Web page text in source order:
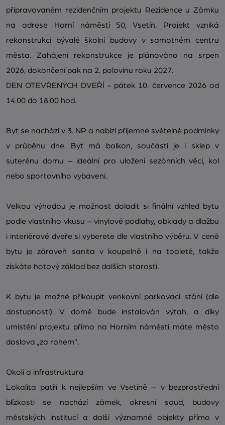
připravovaném rezidenčním projektu Rezidence u Zámku
na adrese Horní náměstí 50, Vsetín. Projekt vzniká
rekonstrukcí bývalé školní budovy v samotném centru
města. Zahájení rekonstrukce je plánováno na srpen
2026, dokončení pak na 2. polovinu roku 2027.
DEN OTEVŘENÝCH DVEŘÍ - pátek 10. července 2026 od
14.00 do 18.00 hod.
Byt se nachází v 3. NP a nabízí příjemné světelné podmínky
v průběhu dne. Byt má balkon, součástí je i sklep v
suterénu domu – ideální pro uložení sezónních věcí, kol
nebo sportovního vybavení.
Velkou výhodou je možnost doladit si finální vzhled bytu
podle vlastního vkusu – vinylové podlahy, obklady a dlažbu
i interiérové dveře si vyberete dle vlastního výběru. V ceně
bytu je zároveň sanita v koupelně i na toaletě, takže
získáte hotový základ bez dalších starostí.
K bytu je možné přikoupit venkovní parkovací stání (dle
dostupnosti). V domě bude instalován výtah, a díky
umístění projektu přímo na Horním náměstí máte město
doslova „za rohem“.
Okolí a infrastruktura
Lokalita patří k nejlepším ve Vsetíně – v bezprostřední
blízkosti se nachází zámek, okresní soud, budovy
městských institucí a další významné objekty přímo v